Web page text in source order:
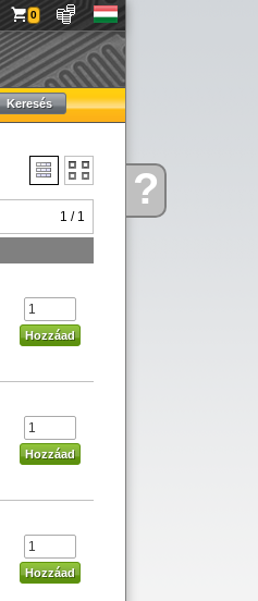
Kérdése
van
?
0
1 / 1